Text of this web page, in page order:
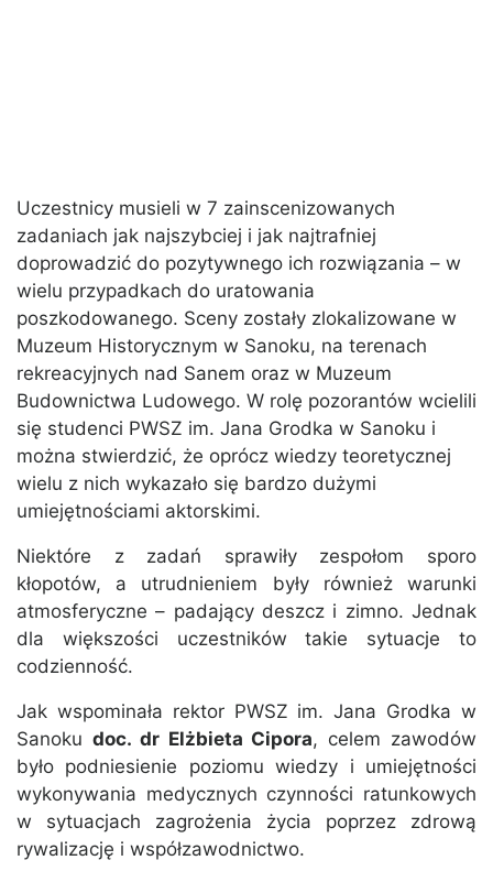
Uczestnicy musieli w 7 zainscenizowanych
zadaniach jak najszybciej i jak najtrafniej
doprowadzić do pozytywnego ich rozwiązania – w
wielu przypadkach do uratowania
poszkodowanego. Sceny zostały zlokalizowane w
Muzeum Historycznym w Sanoku, na terenach
rekreacyjnych nad Sanem oraz w Muzeum
Budownictwa Ludowego. W rolę pozorantów wcielili
się studenci PWSZ im. Jana Grodka w Sanoku i
można stwierdzić, że oprócz wiedzy teoretycznej
wielu z nich wykazało się bardzo dużymi
umiejętnościami aktorskimi.
Niektóre z zadań sprawiły zespołom sporo
kłopotów, a utrudnieniem były również warunki
atmosferyczne – padający deszcz i zimno. Jednak
dla większości uczestników takie sytuacje to
codzienność.
Jak wspominała rektor PWSZ im. Jana Grodka w
Sanoku doc. dr Elżbieta Cipora, celem zawodów
było podniesienie poziomu wiedzy i umiejętności
wykonywania medycznych czynności ratunkowych
w sytuacjach zagrożenia życia poprzez zdrową
rywalizację i współzawodnictwo.